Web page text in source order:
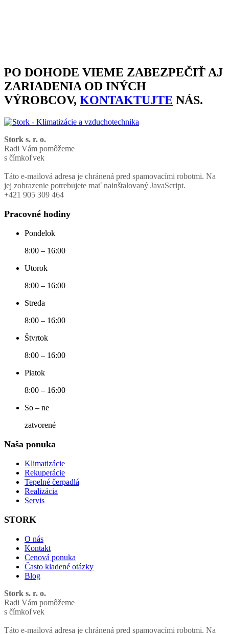
PO DOHODE VIEME ZABEZPEČIŤ AJ
ZARIADENIA OD INÝCH
VÝROBCOV, KONTAKTUJTE NÁS.
Stork s. r. o.
Radi Vám pomôžeme
s čímkoľvek
Táto e-mailová adresa je chránená pred spamovacími robotmi. Na
jej zobrazenie potrebujete mať nainštalovaný JavaScript.
+421 905 309 464
Pracovné hodiny
Pondelok
8:00 – 16:00
Utorok
8:00 – 16:00
Streda
8:00 – 16:00
Štvrtok
8:00 – 16:00
Piatok
8:00 – 16:00
So – ne
zatvorené
Naša ponuka
Klimatizácie
Rekuperácie
Tepelné čerpadlá
Realizácia
Servis
STORK
O nás
Kontakt
Cenová ponuka
Často kladené otázky
Blog
Stork s. r. o.
Radi Vám pomôžeme
s čímkoľvek
Táto e-mailová adresa je chránená pred spamovacími robotmi. Na